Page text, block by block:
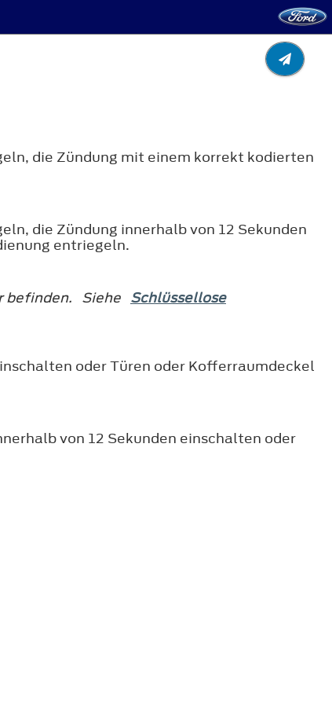
die Zündung mit einem korrekt kodierten
die Zündung innerhalb von 12 Sekunden
entriegeln.
befinden. Siehe Schlüssellose
oder Türen oder Kofferraumdeckel
von 12 Sekunden einschalten oder